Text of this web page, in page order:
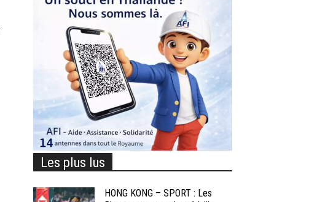
Les plus lus
HONG KONG – SPORT : Les